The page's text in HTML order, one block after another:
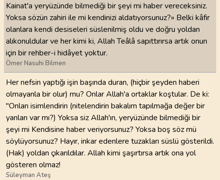
Kainat'a yeryüzünde bilmediği bir şeyi mi haber vereceksiniz.
Yoksa sözün zahiri ile mi kendinizi aldatıyorsunuz?» Belki kâfir
olanlara kendi desiseleri süslenilmiş oldu ve doğru yoldan
alıkonuldular ve her kimi ki, Allah Teâlâ sapıttırırsa artık onun
için bir rehber-i hidâyet yoktur.
Ömer Nasuhi Bilmen
Her nefsin yaptığı işin başında duran, (hiçbir şeyden haberi
olmayanla bir olur) mu? Onlar Allah'a ortaklar koştular. De ki:
"Onları isimlendirin (nitelendirin bakalım tapılmağa değer bir
yanları var mı?) Yoksa siz Allah'ın, yeryüzünde bilmediği bir
şeyi mi Kendisine haber veriyorsunuz? Yoksa boş söz mü
söylüyorsunuz? Hayır, inkar edenlere tuzakları süslü gösterildi.
(Hak) yoldan çıkarıldılar. Allah kimi şaşırtırsa artık ona yol
gösteren olmaz!
Süleyman Ateş